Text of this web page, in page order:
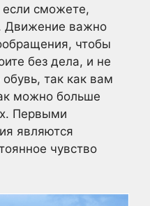
если сможете,
Движение важно
чтобы
без дела, и не
так как вам
можно больше
Первыми
являются
чувство